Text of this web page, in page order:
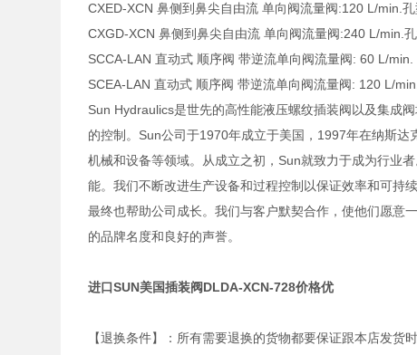
CXED-XCN 鼻侧到鼻尖自由流 单向阀流量阀:120 L/min.
CXGD-XCN 鼻侧到鼻尖自由流 单向阀流量阀:240 L/min.
SCCA-LAN 直动式 顺序阀 带逆流单向阀流量阀: 60 L/
SCEA-LAN 直动式 顺序阀 带逆流单向阀流量阀: 120 L/
Sun Hydraulics是世先的高性能液压螺纹插装阀以及集成
的控制。Sun公司于1970年成立于美国，1997年在纳斯
机械和设备等领域。从成立之初，Sun就致力于成为行业
能。我们不断改进生产设备和过程控制以保证效率和可持
最终也帮助公司成长。我们与客户默契合作，使他们愿意
的品牌名度和良好的声誉。
进口SUN美国插装阀DLDA-XCN-728价格优
【退换条件】：所有需要退换的货物都要保证跟本店发